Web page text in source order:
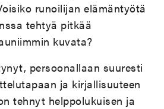
runoilijan elämäntyötä
tehtyä pitkää
kuvata?
persoonallaan suuresti
ja kirjallisuuteen
tehnyt helppolukuisen ja